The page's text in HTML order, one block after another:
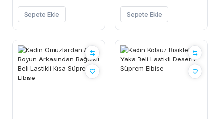
Sepete Ekle Sepete Ekle